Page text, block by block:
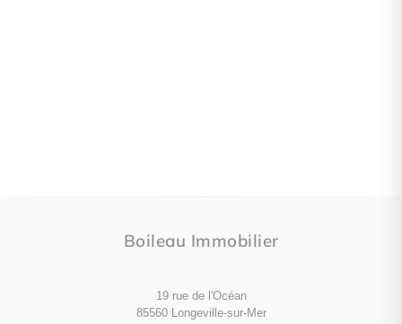
Boileau Immobilier
19 rue de l'Océan
85560 Longeville-sur-Mer